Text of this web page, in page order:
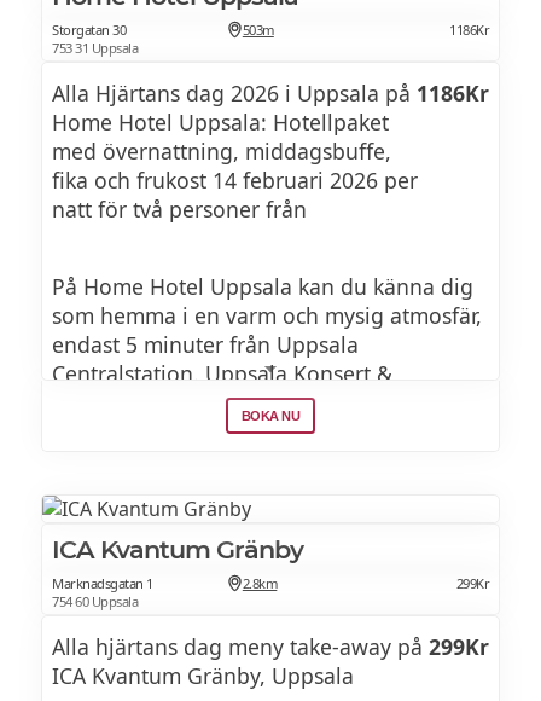
Storgatan 30
753 31 Uppsala
503m 1186Kr
Alla Hjärtans dag 2026 i Uppsala på
Home Hotel Uppsala: Hotellpaket
med övernattning, middagsbuffe,
fika och frukost 14 februari 2026 per
natt för två personer från
1186Kr
På Home Hotel Uppsala kan du känna dig
som hemma i en varm och mysig atmosfär,
endast 5 minuter från Uppsala
Centralstation. Uppsala Konsert &
Kongress ligger precis runt knuten och
centrum är endast 8 minuters promenad
lobbybar. Hotellet bjuder på frukost, fika
och middag – så här kan du luta dig
tillbaka. Kommer du med bil finns ett fåtal
parkeringsplatser.
BOKA NU
ICA Kvantum Gränby
Marknadsgatan 1
754 60 Uppsala
2.8km 299Kr
Alla hjärtans dag meny take-away på
ICA Kvantum Gränby, Uppsala
299Kr